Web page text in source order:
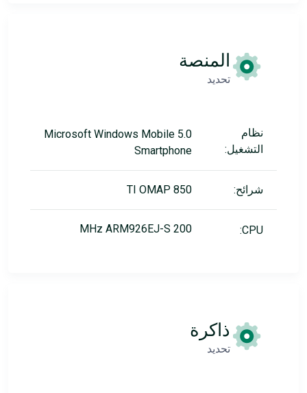
المنصة
تحديد
نظام
التشغيل:
Microsoft Windows Mobile 5.0
Smartphone
شرائح: TI OMAP 850
CPU:
200 MHz ARM926EJ-S
ذاكرة
تحديد